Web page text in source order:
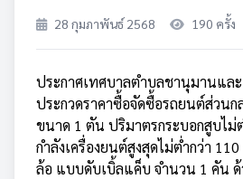
28 กุมภาพันธ์ 2568 190 ครั้ง
ประกาศเทศบาลตำบลชานุมานและ
ประกวดราคาซื้อจัดซื้อรถยนต์ส่วนก
ขนาด 1 ตัน ปริมาตรกระบอกสูบไม่
กำลังเครื่องยนต์สูงสุดไม่ต่ำกว่า
ล้อ แบบดับเบิ้ลแค็บ จำนวน 1 คัน ด้